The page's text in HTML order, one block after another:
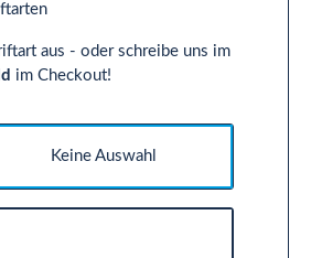
aus - oder schreibe uns im
im Checkout!
Keine Auswahl